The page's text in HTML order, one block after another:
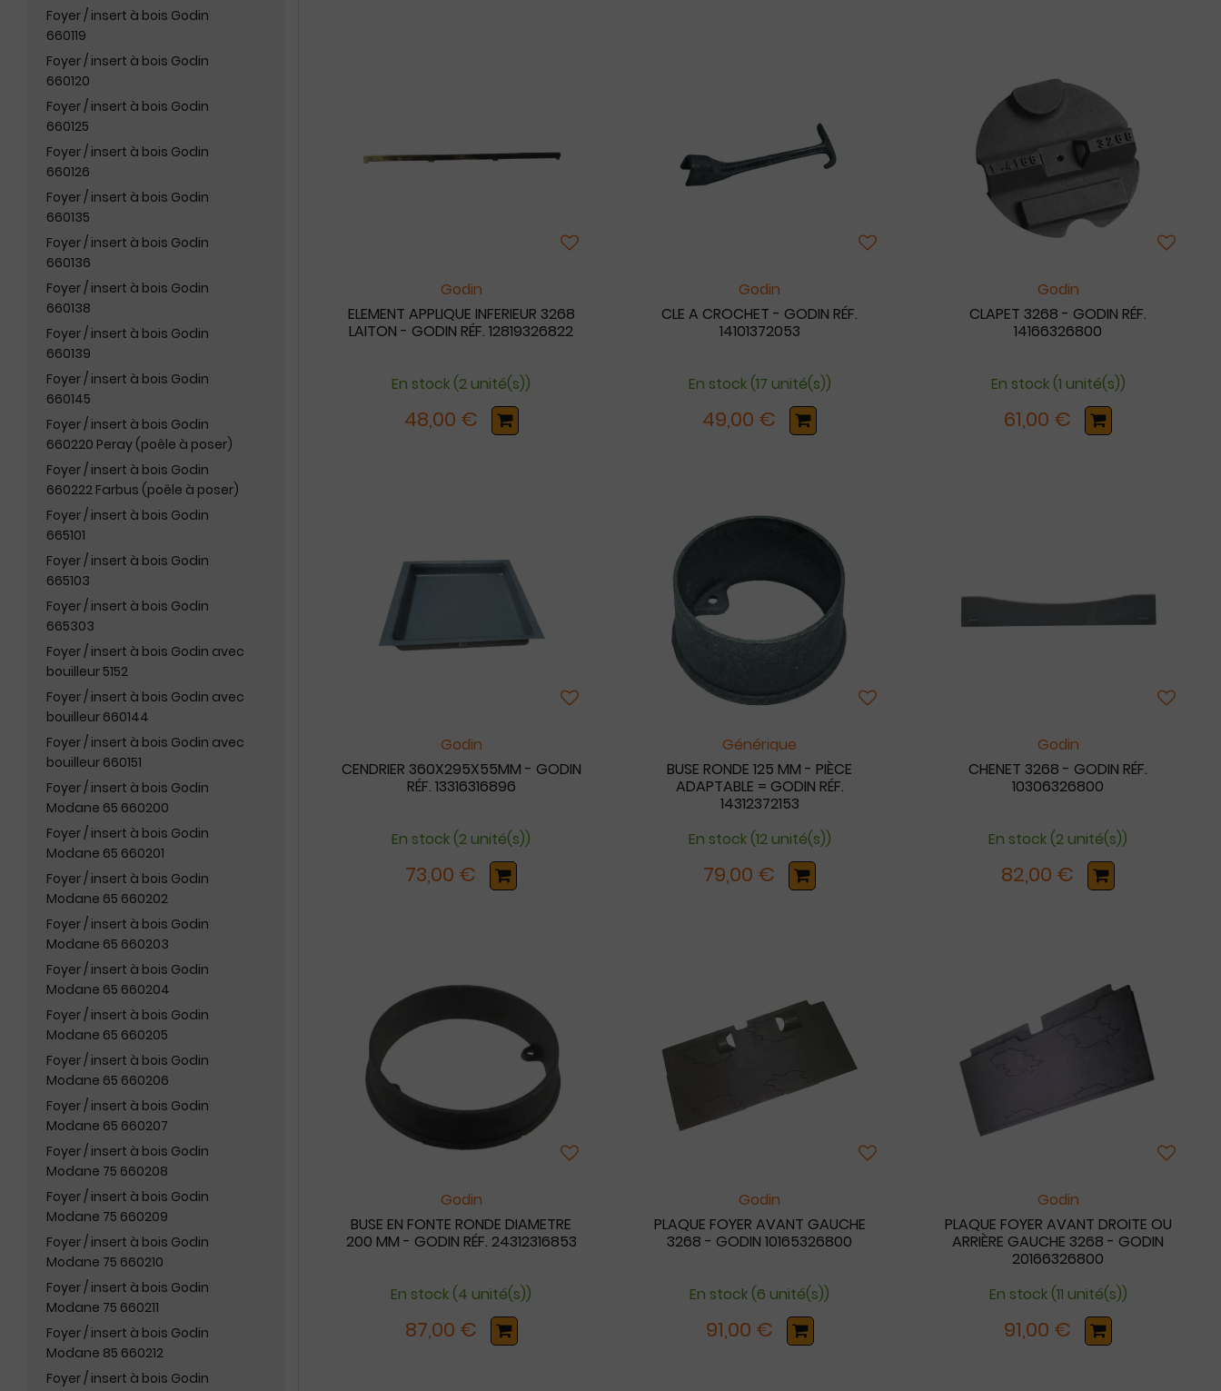
Foyer / insert à bois Godin
660119
Foyer / insert à bois Godin
660120
Foyer / insert à bois Godin
660125
Foyer / insert à bois Godin
660126
Foyer / insert à bois Godin
660135
Foyer / insert à bois Godin
660136
Foyer / insert à bois Godin
660138
Foyer / insert à bois Godin
660139
Foyer / insert à bois Godin
660145
Foyer / insert à bois Godin
660220 Peray (poêle à poser)
Foyer / insert à bois Godin
660222 Farbus (poêle à poser)
Foyer / insert à bois Godin
665101
Foyer / insert à bois Godin
665103
Foyer / insert à bois Godin
665303
Foyer / insert à bois Godin avec
bouilleur 5152
Foyer / insert à bois Godin avec
bouilleur 660144
Foyer / insert à bois Godin avec
bouilleur 660151
Foyer / insert à bois Godin
Modane 65 660200
Foyer / insert à bois Godin
Modane 65 660201
Foyer / insert à bois Godin
Modane 65 660202
Foyer / insert à bois Godin
Modane 65 660203
Foyer / insert à bois Godin
Modane 65 660204
Foyer / insert à bois Godin
Modane 65 660205
Foyer / insert à bois Godin
Modane 65 660206
Foyer / insert à bois Godin
Modane 65 660207
Foyer / insert à bois Godin
Modane 75 660208
Foyer / insert à bois Godin
Modane 75 660209
Foyer / insert à bois Godin
Modane 75 660210
Foyer / insert à bois Godin
Modane 75 660211
Foyer / insert à bois Godin
Modane 85 660212
Foyer / insert à bois Godin
Godin
ELEMENT APPLIQUE INFERIEUR 3268
LAITON - GODIN RÉF. 12819326822
En stock (2 unité(s))
48,00 €
Godin
CLE A CROCHET - GODIN RÉF.
14101372053
En stock (17 unité(s))
49,00 €
Godin
CLAPET 3268 - GODIN RÉF.
14166326800
En stock (1 unité(s))
61,00 €
Godin
CENDRIER 360X295X55MM - GODIN
RÉF. 13316316896
En stock (2 unité(s))
73,00 €
Générique
BUSE RONDE 125 MM - PIÈCE
ADAPTABLE = GODIN RÉF.
14312372153
En stock (12 unité(s))
79,00 €
Godin
CHENET 3268 - GODIN RÉF.
10306326800
En stock (2 unité(s))
82,00 €
Godin
BUSE EN FONTE RONDE DIAMETRE
200 MM - GODIN RÉF. 24312316853
En stock (4 unité(s))
87,00 €
Godin
PLAQUE FOYER AVANT GAUCHE
3268 - GODIN 10165326800
En stock (6 unité(s))
91,00 €
Godin
PLAQUE FOYER AVANT DROITE OU
ARRIÈRE GAUCHE 3268 - GODIN
20166326800
En stock (11 unité(s))
91,00 €